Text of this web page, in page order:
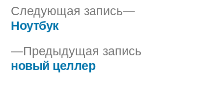
Навигация
по
записям
Предыдущая запись
новый целлер
Следующая запись
Следующая
Ноутбук